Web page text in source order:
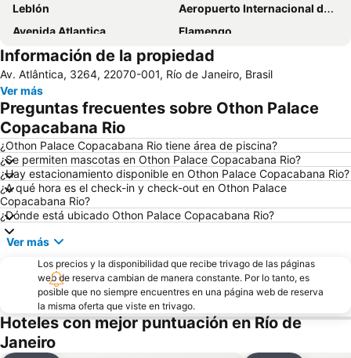
Leblón
Aeropuerto Internacional de Galeão Antônio Carlos Jobim
Avenida Atlantica
Flamengo
Lapa
Botafogo
Rio de Janeiro: Carioca Landscapes between the Mountain and the Sea
Leme
Cristo Redentor
Rock in Rio - Cidade do Rock
Cristo Redentor
Rio Centro
Santa Teresa
Porto do Rio de Janeiro
Arpoador
Recreio dos Bandeirantes
Arcos de Lapa
Aeropuerto Santos Dumont
Urca
Sambódromo
AquaRio
Praia do Pepê
Cantagalo Metro Station
Praia da Urca
Pan de Azúcar y Funicular
Catete
São Conrado
Charitas
Roja
Información de la propiedad
Av. Atlântica, 3264, 22070-001, Río de Janeiro, Brasil
Ver más
Preguntas frecuentes sobre Othon Palace
Copacabana Rio
¿Othon Palace Copacabana Rio tiene área de piscina?
¿Se permiten mascotas en Othon Palace Copacabana Rio?
¿Hay estacionamiento disponible en Othon Palace Copacabana Rio?
¿A qué hora es el check-in y check-out en Othon Palace
Copacabana Rio?
¿Dónde está ubicado Othon Palace Copacabana Rio?
Ver más
Los precios y la disponibilidad que recibe trivago de las páginas
web de reserva cambian de manera constante. Por lo tanto, es
posible que no siempre encuentres en una página web de reserva
la misma oferta que viste en trivago.
Hoteles con mejor puntuación en Río de
Janeiro